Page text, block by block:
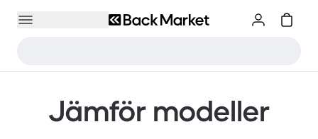
Jämför modeller